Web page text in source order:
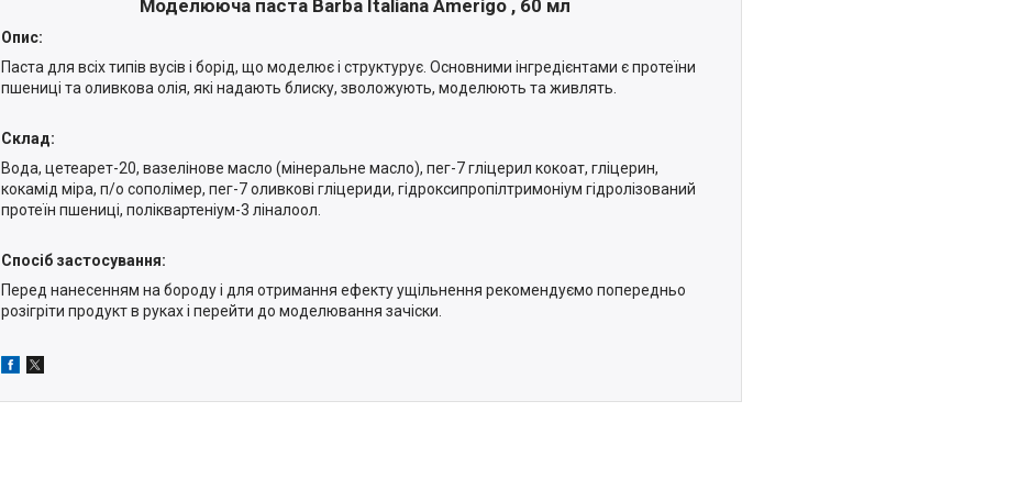
Моделююча паста Barba Italiana Amerigo , 60 мл
Опис:
Паста для всіх типів вусів і борід, що моделює і структурує. Основними інгредієнтами є протеїни
пшениці та оливкова олія, які надають блиску, зволожують, моделюють та живлять.
Склад:
Вода, цетеарет-20, вазелінове масло (мінеральне масло), пег-7 гліцерил кокоат, гліцерин,
кокамід міра, п/о сополімер, пег-7 оливкові гліцериди, гідроксипропілтримоніум гідролізований
протеїн пшениці, поліквартеніум-3 ліналоол.
Спосіб застосування:
Перед нанесенням на бороду і для отримання ефекту ущільнення рекомендуємо попередньо
розігріти продукт в руках і перейти до моделювання зачіски.